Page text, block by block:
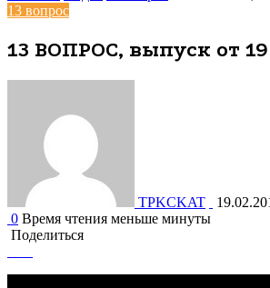
13 вопрос
13 ВОПРОС, выпуск от
TPKCKAT
0 Время чтения меньше минуты
Поделиться